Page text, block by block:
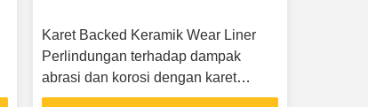
Karet Backed Keramik Wear Liner
Perlindungan terhadap dampak
abrasi dan korosi dengan karet
keramik Liner